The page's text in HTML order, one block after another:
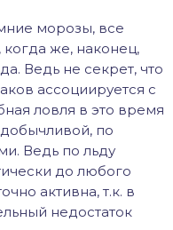
морозы, все
когда же, наконец,
Ведь не секрет, что
ассоциируется с
ловля в это время
по
Ведь по льду
до любого
активна, т.к. в
недостаток